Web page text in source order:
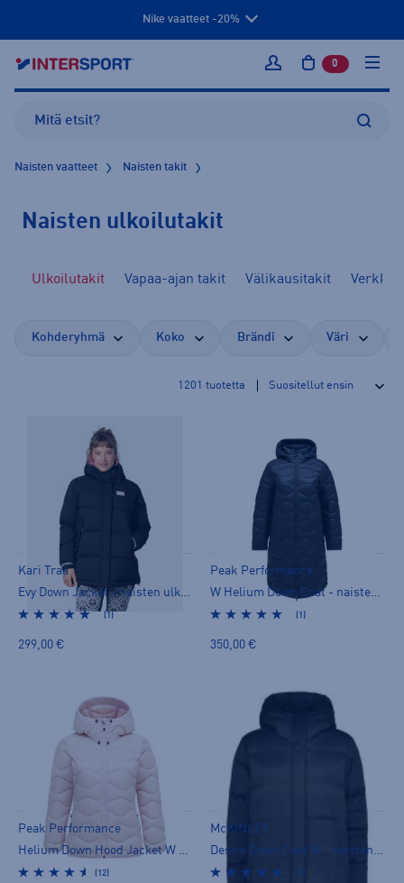
Nike vaatteet -20%
Kirjaudu sisään
0 tuotetta
Naisten vaatteet Naisten takit
Naisten ulkoilutakit
Ulkoilutakit Vapaa-ajan takit Välikausitakit
Kohderyhmä Koko Brändi Väri
1201 tuotetta
Kari Traa
Evy Down Jacket - naisten ulkoilutakki
(1)
299,00 €
Peak Performance
W Helium Down Coat - naisten ulkoilutakki
(1)
350,00 €
Peak Performance
Helium Down Hood Jacket W - naisten ulkoilutakki
(12)
McKINLEY
Desire Down Coat W - naisten ulkoilutakki
(1)